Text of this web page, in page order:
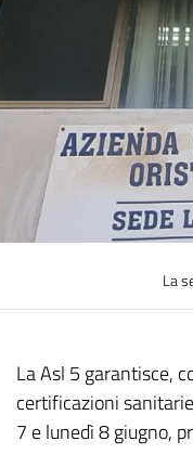
La
La Asl 5 garantisce,
certificazioni
7 e lunedì 8 giugno,